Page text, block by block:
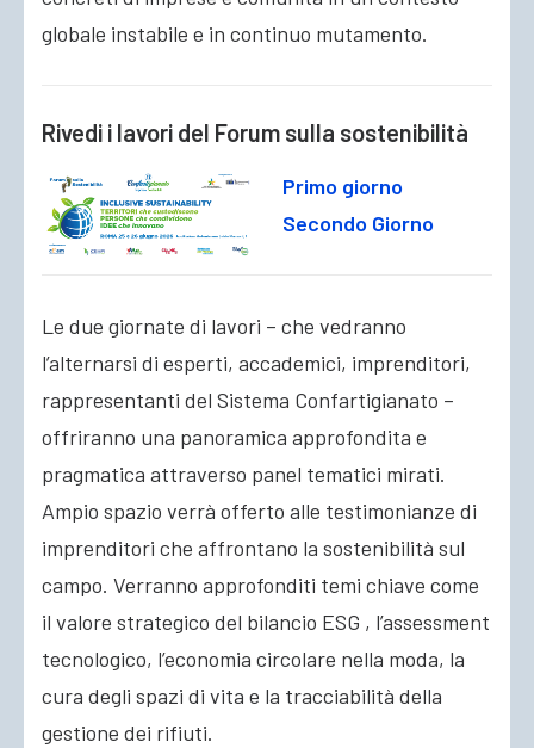
globale instabile e in continuo mutamento.
Rivedi i lavori del Forum sulla sostenibilità
Primo giorno
Secondo Giorno
Le due giornate di lavori – che vedranno
l’alternarsi di esperti, accademici, imprenditori,
rappresentanti del Sistema Confartigianato –
offriranno una panoramica approfondita e
pragmatica attraverso panel tematici mirati.
Ampio spazio verrà offerto alle testimonianze di
imprenditori che affrontano la sostenibilità sul
campo. Verranno approfonditi temi chiave come
il valore strategico del bilancio ESG , l’assessment
tecnologico, l’economia circolare nella moda, la
cura degli spazi di vita e la tracciabilità della
gestione dei rifiuti.